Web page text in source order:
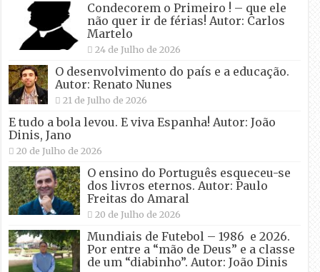
Condecorem o Primeiro ! – que ele
não quer ir de férias! Autor: Carlos
Martelo
24 de Julho de 2026
O desenvolvimento do país e a educação.
Autor: Renato Nunes
21 de Julho de 2026
E tudo a bola levou. E viva Espanha! Autor: João
Dinis, Jano
20 de Julho de 2026
O ensino do Português esqueceu-se
dos livros eternos. Autor: Paulo
Freitas do Amaral
20 de Julho de 2026
Mundiais de Futebol – 1986 e 2026.
Por entre a “mão de Deus” e a classe
de um “diabinho”. Autor: João Dinis